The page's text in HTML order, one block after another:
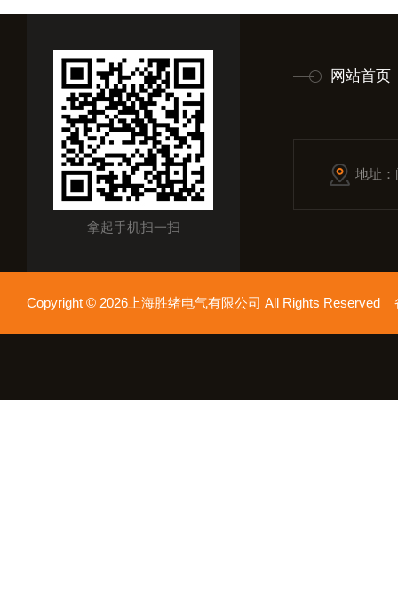
拿起手机扫一扫
网站首页
地址
Copyright © 2026上海胜绪电气有限公司 All Rights Reserved